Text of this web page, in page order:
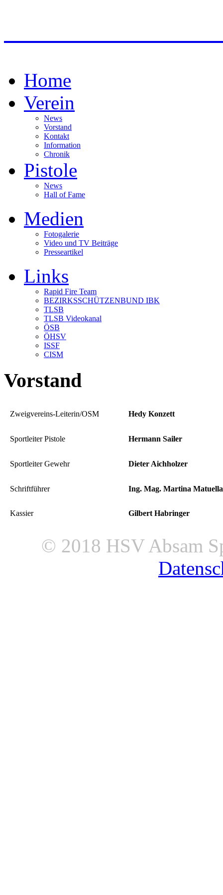
Home
Verein
News
Vorstand
Kontakt
Information
Chronik
Pistole
News
Hall of Fame
Medien
Fotogalerie
Video und TV Beiträge
Presseartikel
Links
Rapid Fire Team
BEZIRKSSCHÜTZENBUND IBK
TLSB
TLSB Videokanal
ÖSB
ÖHSV
ISSF
CISM
Vorstand
Zweigvereins-Leiterin/OSM Hedy Konzett
Sportleiter Pistole Hermann Sailer
Sportleiter Gewehr Dieter Aichholzer
Schriftführer Ing. Mag. Martina Matuella
Kassier Gilbert Habringer
© 2018 HSV Absam